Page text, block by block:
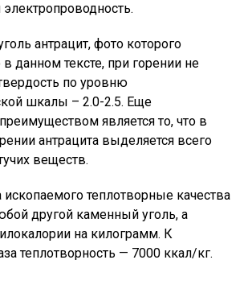
антрацит, фото которого
данном тексте, при горении не
по уровню
шкалы – 2.0-2.5. Еще
является то, что в
антрацита выделяется всего
веществ.
теплотворные качества
другой каменный уголь, а
на килограмм. К
теплотворность — 7000 ккал/кг.